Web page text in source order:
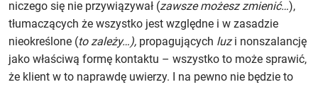
niczego się nie przywiązywał (zawsze możesz zmienić…),
tłumaczących że wszystko jest względne i w zasadzie
nieokreślone (to zależy…), propagujących luzi nonszalancję
jako właściwą formę kontaktu – wszystko to może sprawić,
że klient w to naprawdę uwierzy. I na pewno nie będzie to